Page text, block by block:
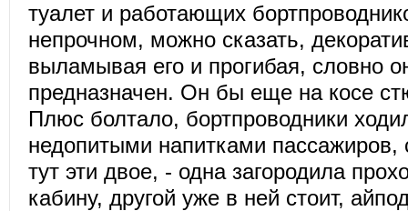
туалет и работающих
непрочном, можно сказать,
выламывая его и прогибая, словно
предназначен. Он бы еще на косе
Плюс болтало, бортпроводники
недопитыми напитками
тут эти двое, - одна загородила
кабину, другой уже в ней стоит,